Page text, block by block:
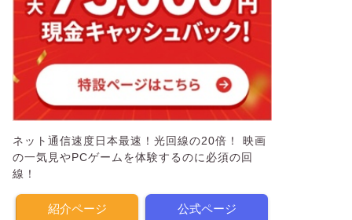
ネット通信速度日本最速！光回線の20倍！ 映画
の一気見やPCゲームを体験するのに必須の回
線！
紹介ページ 公式ページ